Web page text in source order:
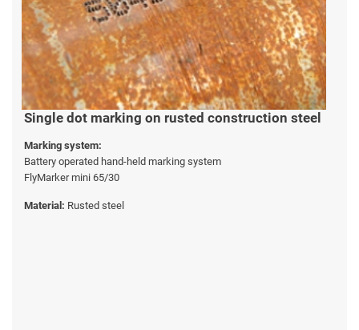
Single dot marking on rusted construction steel
Marking system:
Battery operated hand-held marking system
FlyMarker mini 65/30
Material: Rusted steel